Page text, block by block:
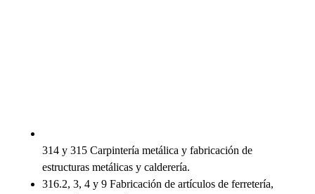
314 y 315 Carpintería metálica y fabricación de
estructuras metálicas y calderería.
316.2, 3, 4 y 9 Fabricación de artículos de ferretería,